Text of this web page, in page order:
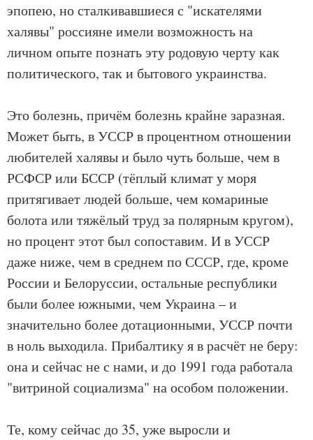
эпопею, но сталкивавшиеся с "искателями
халявы" россияне имели возможность на
личном опыте познать эту родовую черту как
политического, так и бытового украинства.
Это болезнь, причём болезнь крайне заразная.
Может быть, в УССР в процентном отношении
любителей халявы и было чуть больше, чем в
РСФСР или БССР (тёплый климат у моря
притягивает людей больше, чем комариные
болота или тяжёлый труд за полярным кругом),
но процент этот был сопоставим. И в УССР
даже ниже, чем в среднем по СССР, где, кроме
России и Белоруссии, остальные республики
были более южными, чем Украина – и
значительно более дотационными, УССР почти
в ноль выходила. Прибалтику я в расчёт не беру:
она и сейчас не с нами, и до 1991 года работала
"витриной социализма" на особом положении.
Те, кому сейчас до 35, уже выросли и